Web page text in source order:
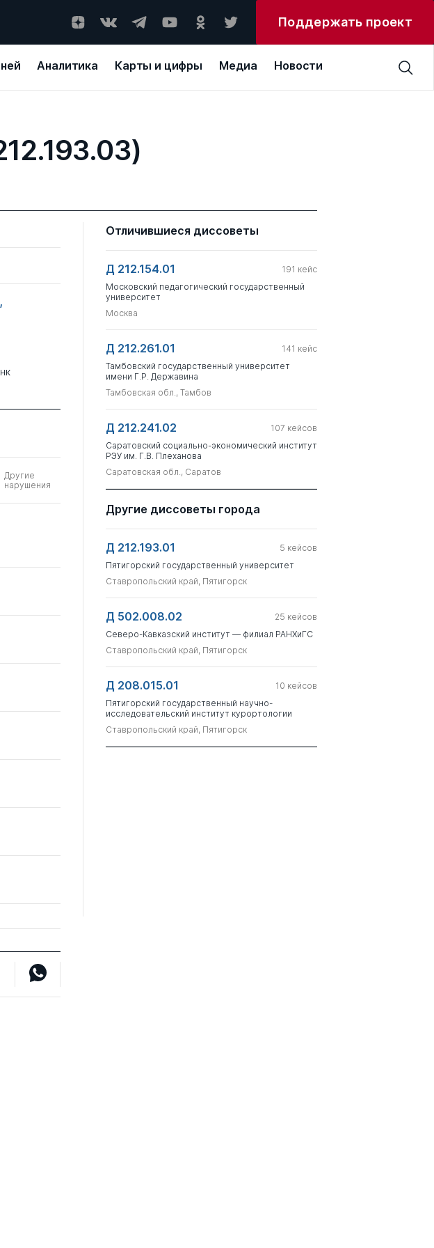
Поддержать проект
Аналитика Карты и цифры Медиа Новости
Другие
нарушения
Отличившиеся диссоветы
Д 212.154.01 191 кейс
Московский педагогический государственный
университет
Москва
Д 212.261.01 141 кейс
Тамбовский государственный университет
имени Г.Р. Державина
Тамбовская обл., Тамбов
Д 212.241.02 107 кейсов
Саратовский социально-экономический институт
РЭУ им. Г.В. Плеханова
Саратовская обл., Саратов
Другие диссоветы города
Д 212.193.01 5 кейсов
Пятигорский государственный университет
Ставропольский край, Пятигорск
Д 502.008.02 25 кейсов
Северо-Кавказский институт — филиал РАНХиГС
Ставропольский край, Пятигорск
Д 208.015.01 10 кейсов
Пятигорский государственный научно-
исследовательский институт курортологии
Ставропольский край, Пятигорск